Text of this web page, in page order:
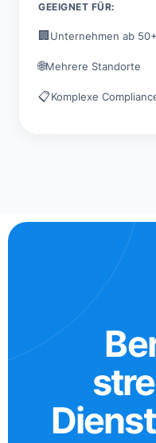
GEEIGNET FÜR:
🏢Unternehmen ab
🌐Mehrere Standorte
📋Komplexe